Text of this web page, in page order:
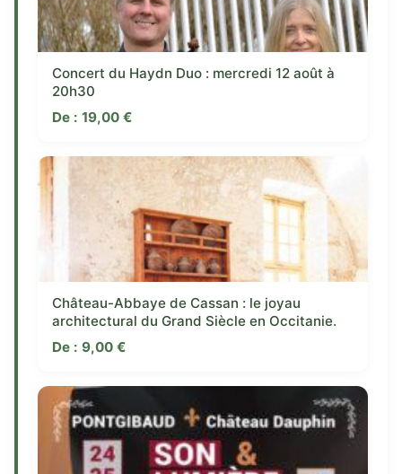
Concert du Haydn Duo : mercredi 12 août à
20h30
De : 19,00 €
Château-Abbaye de Cassan : le joyau
architectural du Grand Siècle en Occitanie.
De : 9,00 €